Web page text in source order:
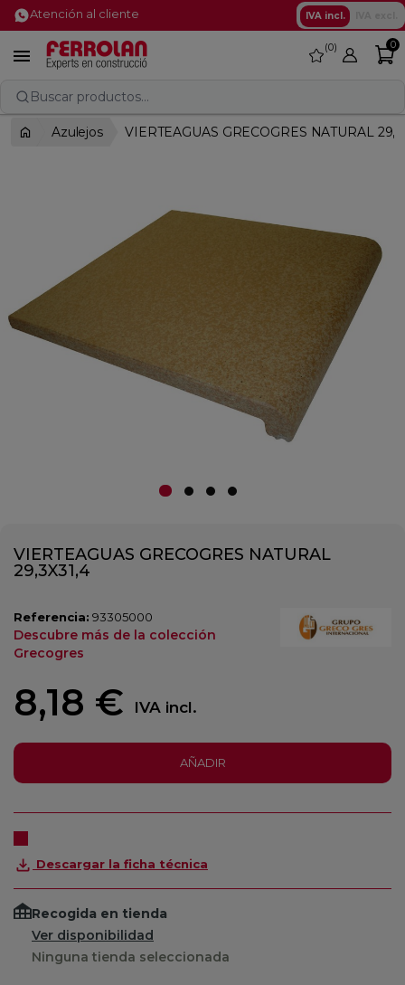
Atención al cliente IVA incl.
 favorite
0 0
Buscar productos...
Azulejos VIERTEAGUAS GRECOGRES NATURAL
VIERTEAGUAS GRECOGRES NATURAL
29,3X31,4
Referencia: 93305000
Descubre más de la colección
Grecogres
8,18 € IVA incl.
AÑADIR
Descargar la ficha técnica
Recogida en tienda
Ver disponibilidad
Ninguna tienda seleccionada